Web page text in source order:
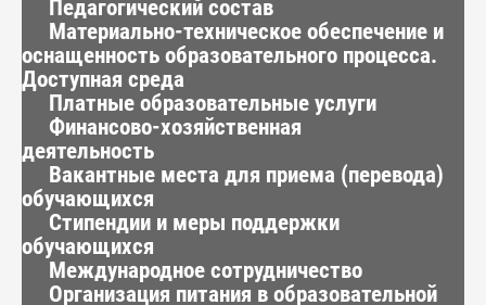
Педагогический состав
Материально-техническое обеспечение и
оснащенность образовательного процесса.
Доступная среда
Платные образовательные услуги
Финансово-хозяйственная
деятельность
Вакантные места для приема (перевода)
обучающихся
Стипендии и меры поддержки
обучающихся
Международное сотрудничество
Организация питания в образовательной